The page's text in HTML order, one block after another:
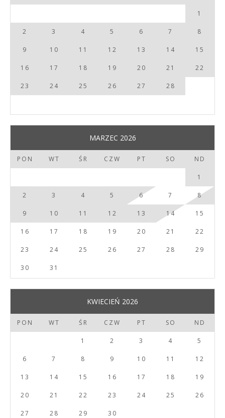
1
2 3 4 5 6 7 8
9 10 11 12 13 14 15
16 17 18 19 20 21 22
23 24 25 26 27 28
MARZEC 2026
PON WT ŚR CZW PT SO ND
1
2 3 4 5 6 7 8
9 10 11 12 13 14 15
16 17 18 19 20 21 22
23 24 25 26 27 28 29
30 31
KWIECIEŃ 2026
PON WT ŚR CZW PT SO ND
1 2 3 4 5
6 7 8 9 10 11 12
13 14 15 16 17 18 19
20 21 22 23 24 25 26
27 28 29 30